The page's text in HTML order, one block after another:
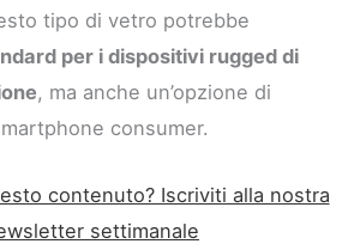
tipo di vetro potrebbe
per i dispositivi rugged di
, ma anche un’opzione di
consumer.
contenuto? Iscriviti alla nostra
settimanale